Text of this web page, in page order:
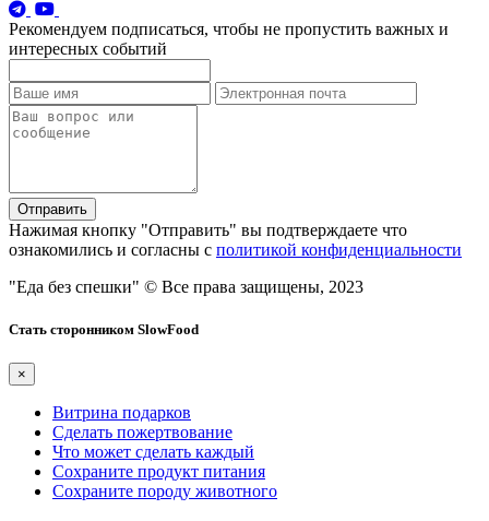
Рекомендуем подписаться, чтобы не пропустить важных и
интересных событий
Отправить
Нажимая кнопку "Отправить" вы подтверждаете что
ознакомились и согласны с политикой конфиденциальности
"Еда без спешки" © Все права защищены, 2023
Стать сторонником SlowFood
×
Витрина подарков
Сделать пожертвование
Что может сделать каждый
Сохраните продукт питания
Сохраните породу животного